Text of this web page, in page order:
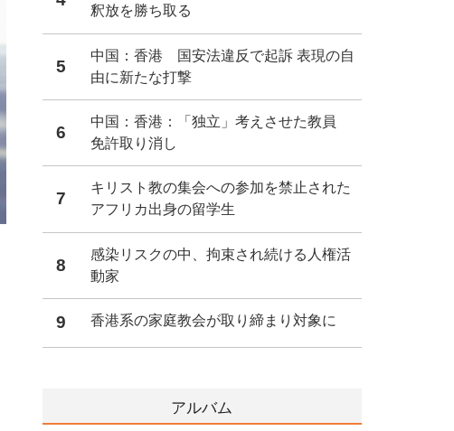
釈放を勝ち取る
5
中国：香港 国安法違反で起訴 表現の自
由に新たな打撃
6
中国：香港：「独立」考えさせた教員
免許取り消し
7
キリスト教の集会への参加を禁止された
アフリカ出身の留学生
8
感染リスクの中、拘束され続ける人権活
動家
9 香港系の家庭教会が取り締まり対象に
アルバム